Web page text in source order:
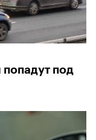
под